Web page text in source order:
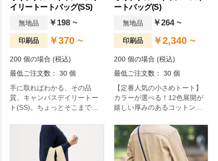
イリートートバッグ(SS)
無地品 ￥198 ~
印刷品 ￥370 ~
200 個の場合 (税込)
最低ご注文数： 30 個
手に取ればわかる、その品
質。キャンバスデイリートー
ト(SS)。ちょっとそこまでに
けバッグ。財布やスマホなど
必要最低限のものだけを持ち
運びたいときに、かさばらず
ちょうどいいサイズのミニト
ートバッグ(S)
無地品 ￥264 ~
印刷品 ￥2,340 ~
200 個の場合 (税込)
最低ご注文数： 30 個
【定番人気の小さめトート】
カラーが選べる！12色展開が
嬉しい厚みのあるコットン生
ランチタイムでの持ち歩きに
便利なサイズで、ちょっとし
たお出かけバッグとしてもお
すすめです。名入れ範囲も広